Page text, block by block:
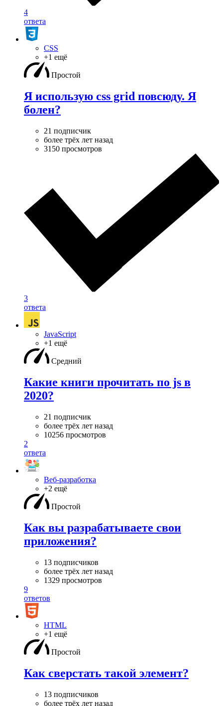
4
ответа
CSS
+1 ещё
Простой
Я использую css grid повсюду. Я
болен?
21 подписчик
более трёх лет назад
3150 просмотров
3
ответа
JavaScript
+1 ещё
Средний
Какие книги прочитать по js в
2020?
21 подписчик
более трёх лет назад
10256 просмотров
2
ответа
Веб-разработка
+2 ещё
Простой
Как вы разрабатываете свои
приложения?
13 подписчиков
более трёх лет назад
1329 просмотров
9
ответов
HTML
+1 ещё
Простой
Как сверстать такой элемент?
13 подписчиков
более трёх лет назад